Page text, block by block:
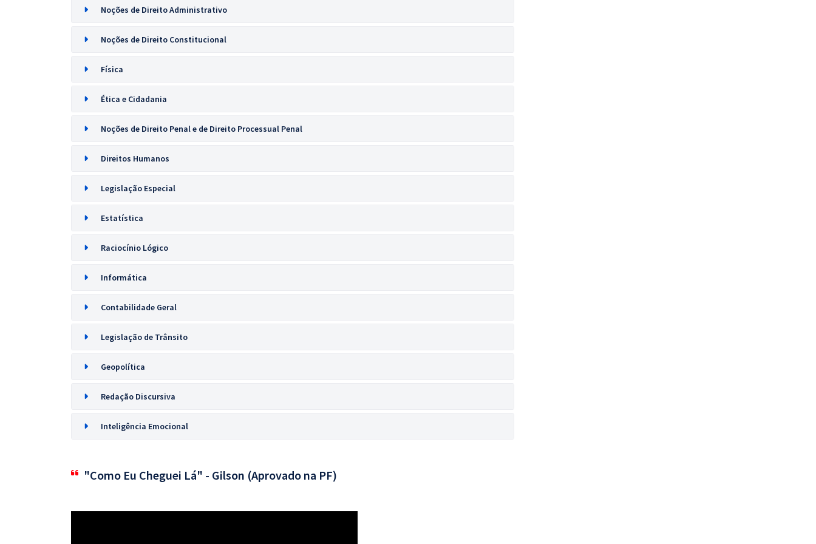
Noções de Direito Administrativo
Noções de Direito Constitucional
Física
Ética e Cidadania
Noções de Direito Penal e de Direito Processual Penal
Direitos Humanos
Legislação Especial
Estatística
Raciocínio Lógico
Informática
Contabilidade Geral
Legislação de Trânsito
Geopolítica
Redação Discursiva
Inteligência Emocional
"Como Eu Cheguei Lá" - Gilson (Aprovado na PF)